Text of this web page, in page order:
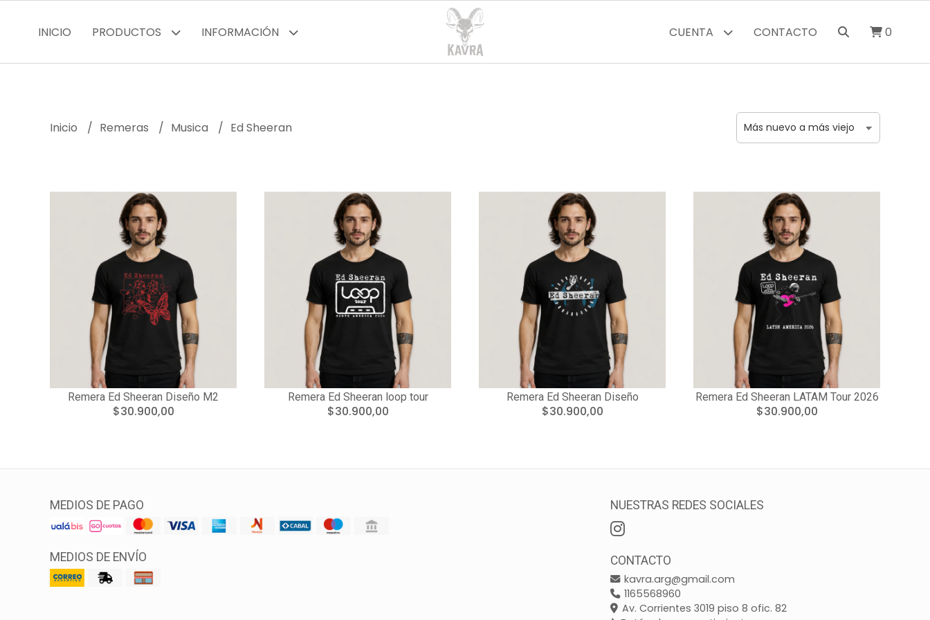
INICIO PRODUCTOS INFORMACIÓN CUENTA CONTACTO 0
Inicio Remeras Musica Ed Sheeran
Remera Ed Sheeran Diseño M2
$30.900,00
Remera Ed Sheeran loop tour
$30.900,00
Remera Ed Sheeran Diseño
$30.900,00
Remera Ed Sheeran LATAM Tour 2026
$30.900,00
MEDIOS DE PAGO
MEDIOS DE ENVÍO
NUESTRAS REDES SOCIALES
CONTACTO
kavra.arg@gmail.com
1165568960
Av. Corrientes 3019 piso 8 ofic. 82